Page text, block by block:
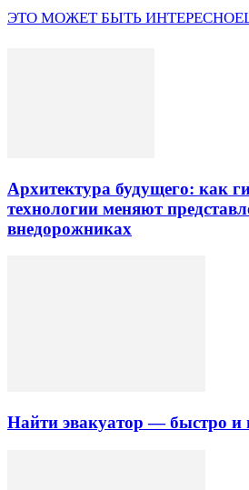
ЭТО МОЖЕТ БЫТЬ ИНТЕРЕСНО
Архитектура будущего: как
технологии меняют
внедорожниках
Найти эвакуатор — быстро и